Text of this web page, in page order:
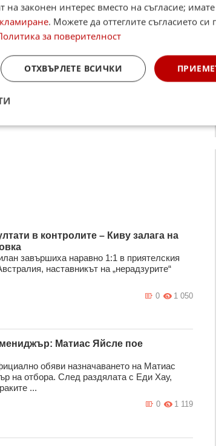
в контролите – Киву залага на
завършиха наравно 1:1 в приятелския
наставникът на „нерадзурите“
1 050
0
Матиас Яйсле пое
обяви назначаването на Матиас
на отбора. След раздялата с Еди Хау,
...
1 119
0
на законен интерес вместо на съгласие;
. Можете да оттеглите съгласието си
за поверителност
ОТХВЪРЛЕТЕ ВСИЧКИ